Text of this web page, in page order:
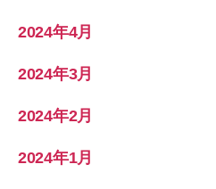
2024年4月
2024年3月
2024年2月
2024年1月